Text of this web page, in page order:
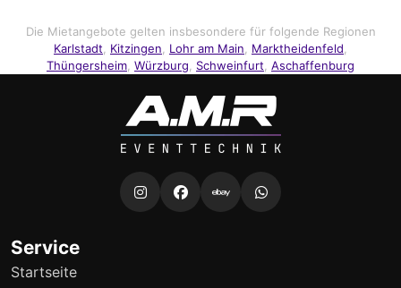
Die Mietangebote gelten insbesondere für folgende Regionen
Karlstadt
Kitzingen Lohr am Main Marktheidenfeld
Thüngersheim Würzburg Schweinfurt Aschaffenburg
Service
Startseite